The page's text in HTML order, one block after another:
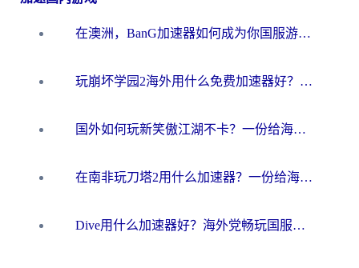
在澳洲，BanG加速器如何成为你国服游戏的“时光机”？
玩崩坏学园2海外用什么免费加速器好？2026海外党亲测国服游戏加速指南
国外如何玩新笑傲江湖不卡？一份给海外游子的终极网络指南
在南非玩刀塔2用什么加速器？一份给海外游子的终极生存指南
Dive用什么加速器好？海外党畅玩国服游戏的终极避坑指南